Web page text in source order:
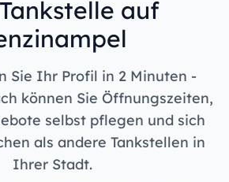
auf
Sie Ihr Profil in 2 Minuten -
können Sie Öffnungszeiten,
selbst pflegen und sich
als andere Tankstellen in
Ihrer Stadt.